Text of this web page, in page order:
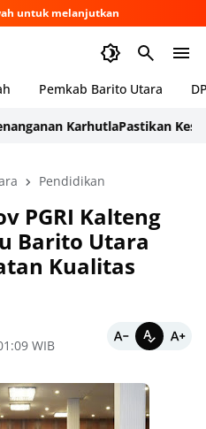
untuk melanjutkan
Pemkab Barito Utara
KarhutlaPastikan
Pendidikan
PGRI Kalteng
Barito Utara
Kualitas
WIB